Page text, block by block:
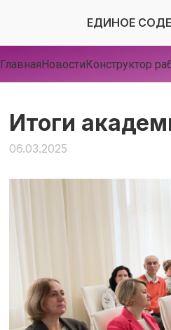
ЕДИНОЕ
ГлавнаяНовостиКонструктор
Итоги
06.03.2025